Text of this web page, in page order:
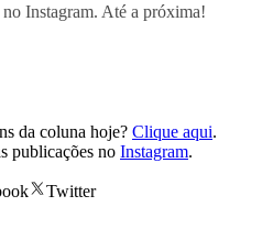
no Instagram. Até a próxima!
da coluna hoje? Clique aqui.
publicações no Instagram.
Twitter